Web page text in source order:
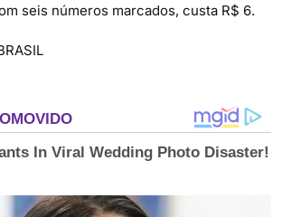
seis números marcados, custa R$ 6.